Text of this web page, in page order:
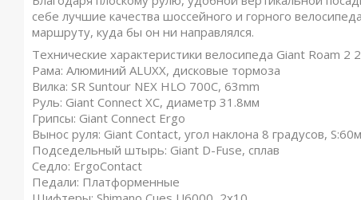
себе лучшие качества шоссейного и горного
маршруту, куда бы он ни направлялся.
Технические характеристики велосипеда Giant Roam 2
Рама: Алюминий ALUXX, дисковые тормоза
Вилка: SR Suntour NEX HLO 700C, 63mm
Руль: Giant Connect XC, диаметр 31.8мм
Грипсы: Giant Connect Ergo
Вынос руля: Giant Contact, угол наклона 8 градусов,
Подседельный штырь: Giant D-Fuse, сплав
Седло: ErgoContact
Педали: Платформенные